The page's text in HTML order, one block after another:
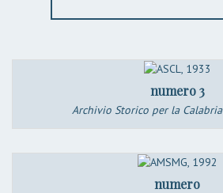
numero 3
Archivio Storico per la
numero